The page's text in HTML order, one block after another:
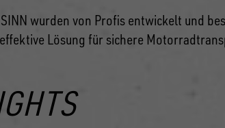
wurden von Profis entwickelt und
Lösung für sichere